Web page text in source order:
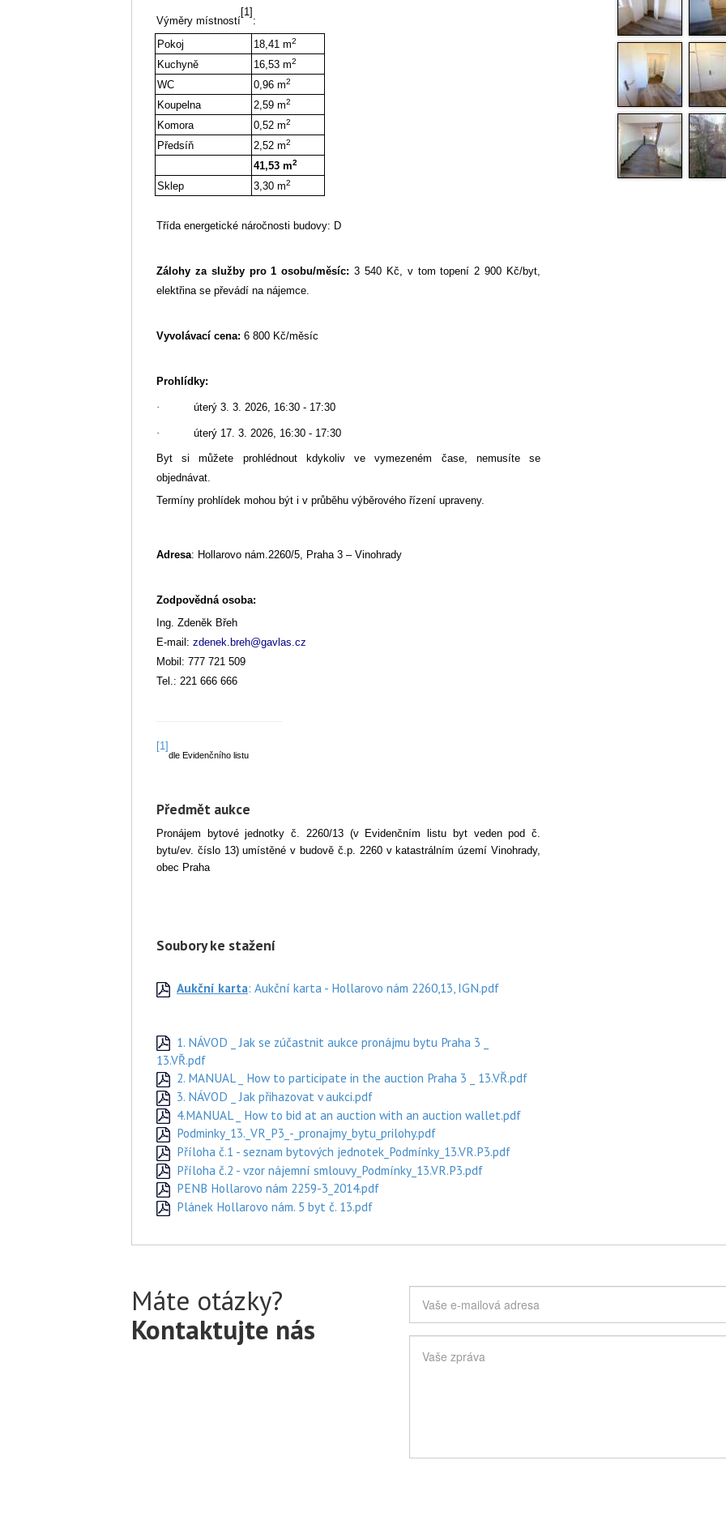
Výměry místností
[1]
:
Pokoj
18,41 m2
Kuchyně 16,53 m2
WC 0,96 m2
Koupelna 2,59 m2
Komora 0,52 m2
Předsíň 2,52 m2
41,53 m2
Sklep 3,30 m2
Třída energetické náročnosti budovy: D
Zálohy za služby pro 1 osobu/měsíc:3 540 Kč, v tom topení 2 900 Kč/byt,
elektřina se převádí na nájemce.
Vyvolávací cena: 6 800 Kč/měsíc
Prohlídky:
· úterý 3. 3. 2026, 16:30 - 17:30
· úterý 17. 3. 2026, 16:30 - 17:30
Byt si můžete prohlédnout kdykoliv ve vymezeném čase, nemusíte se
objednávat.
Termíny prohlídek mohou být i v průběhu výběrového řízení upraveny.
Adresa: Hollarovo nám.2260/5, Praha 3 – Vinohrady
Zodpovědná osoba:
Ing. Zdeněk Břeh
E-mail: zdenek.breh@gavlas.cz
Mobil: 777 721 509
Tel.: 221 666 666
[1]
dle Evidenčního listu
Předmět aukce
Pronájem bytové jednotky č. 2260/13 (v Evidenčním listu byt veden pod č.
bytu/ev. číslo 13) umístěné v budově č.p. 2260 v katastrálním území Vinohrady,
obec Praha
Soubory ke stažení
Aukční karta: Aukční karta - Hollarovo nám 2260,13, IGN.pdf
1. NÁVOD _ Jak se zúčastnit aukce pronájmu bytu Praha 3 _
13.VŘ.pdf
2. MANUAL _ How to participate in the auction Praha 3 _ 13.VŘ.pdf
3. NÁVOD _ Jak přihazovat v aukci.pdf
4.MANUAL _ How to bid at an auction with an auction wallet.pdf
Podminky_13._VR_P3_-_pronajmy_bytu_prilohy.pdf
Příloha č.1 - seznam bytových jednotek_Podmínky_13.VR.P3.pdf
Příloha č.2 - vzor nájemní smlouvy_Podmínky_13.VR.P3.pdf
PENB Hollarovo nám 2259-3_2014.pdf
Plánek Hollarovo nám. 5 byt č. 13.pdf
Máte otázky?
Kontaktujte nás